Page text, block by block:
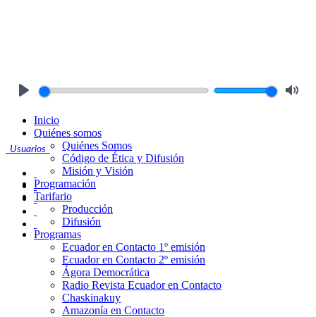
Usuarios
Inicio
Quiénes somos
Quiénes Somos
Código de Ética y Difusión
Misión y Visión
Programación
Tarifario
Producción
Difusión
Programas
Ecuador en Contacto 1º emisión
Ecuador en Contacto 2º emisión
Ágora Democrática
Radio Revista Ecuador en Contacto
Chaskinakuy
Amazonía en Contacto